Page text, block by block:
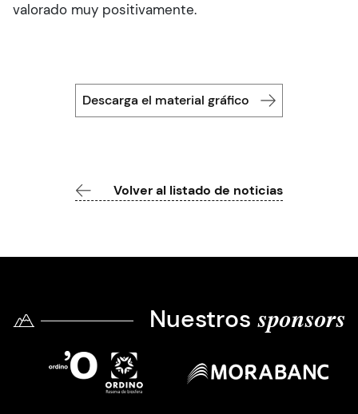
valorado muy positivamente.
Descarga el material gráfico
Volver al listado de noticias
Nuestros sponsors